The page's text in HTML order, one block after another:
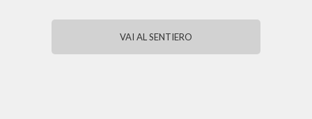
VAI AL SENTIERO